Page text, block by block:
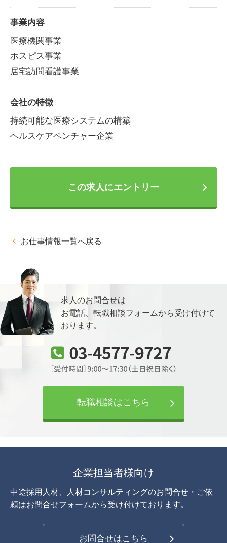
事業内容
医療機関事業
ホスピス事業
居宅訪問看護事業
会社の特徴
持続可能な医療システムの構築
ヘルスケアベンチャー企業
この求人にエントリー
お仕事情報一覧へ戻る
求人のお問合せは
お電話、転職相談フォームから受け付けて
おります。
転職相談はこちら
企業担当者様向け
中途採用人材、人材コンサルティングのお問合せ・ご依
頼はお問合せフォームから受け付けております。
お問合せはこちら